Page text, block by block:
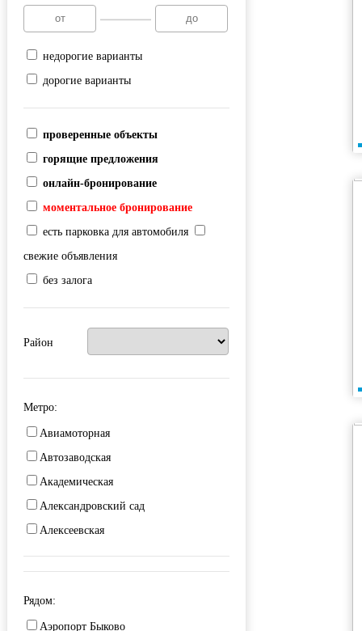
недорогие варианты
дорогие варианты
проверенные объекты
горящие предложения
онлайн-бронирование
моментальное бронирование
есть парковка для автомобиля
свежие объявления
без залога
Район
Метро:
Авиамоторная
Автозаводская
Академическая
Александровский сад
Алексеевская
Алма-Атинская
Аминьевская
Андроновка
Рядом:
Аэропорт Быково